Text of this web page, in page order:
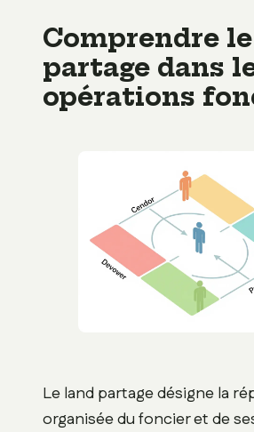
Comprendre
partage dans
opérations
Le land partage désigne la
organisée du foncier et de